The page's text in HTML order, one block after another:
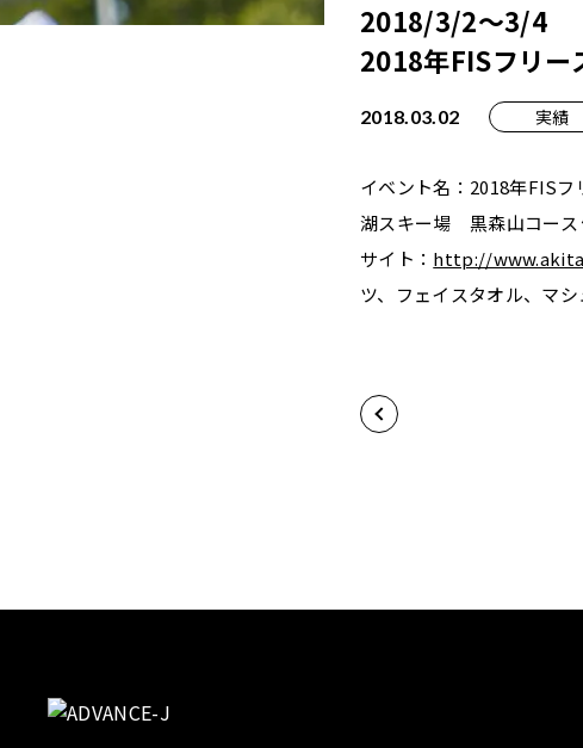
2018/3/2〜3/4
2018年FISフリー
2018.03.02 実績
イベント名：2018年FIS
湖スキー場 黒森山コース
サイト： http://
ツ、フェイスタオル、マ